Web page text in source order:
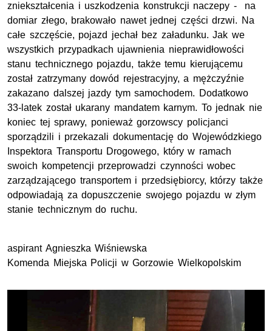
zniekształcenia i uszkodzenia konstrukcji naczepy - na
domiar złego, brakowało nawet jednej części drzwi. Na
całe szczęście, pojazd jechał bez załadunku. Jak we
wszystkich przypadkach ujawnienia nieprawidłowości
stanu technicznego pojazdu, także temu kierującemu
został zatrzymany dowód rejestracyjny, a mężczyźnie
zakazano dalszej jazdy tym samochodem. Dodatkowo
33-latek został ukarany mandatem karnym. To jednak nie
koniec tej sprawy, ponieważ gorzowscy policjanci
sporządzili i przekazali dokumentację do Wojewódzkiego
Inspektora Transportu Drogowego, który w ramach
swoich kompetencji przeprowadzi czynności wobec
zarządzającego transportem i przedsiębiorcy, którzy także
odpowiadają za dopuszczenie swojego pojazdu w złym
stanie technicznym do ruchu.
aspirant Agnieszka Wiśniewska
Komenda Miejska Policji w Gorzowie Wielkopolskim